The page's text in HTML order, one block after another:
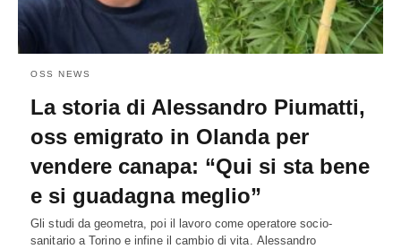
OSS NEWS
La storia di Alessandro Piumatti,
oss emigrato in Olanda per
vendere canapa: “Qui si sta bene
e si guadagna meglio”
Gli studi da geometra, poi il lavoro come operatore socio-
sanitario a Torino e infine il cambio di vita. Alessandro